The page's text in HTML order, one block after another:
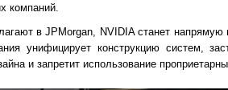
компаний.
в JPMorgan, NVIDIA станет
унифицирует конструкцию систем,
и запретит использование